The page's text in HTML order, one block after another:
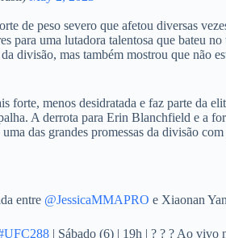
de peso severo que afetou diversas
para uma lutadora talentosa que bateu
divisão, mas também mostrou que não
forte, menos desidratada e faz parte da
A derrota para Erin Blanchfield e a
das grandes promessas da divisão
entre @JessicaMMAPRO e Xiaonan
| Sábado (6) | 19h | ? ? ? Ao vivo